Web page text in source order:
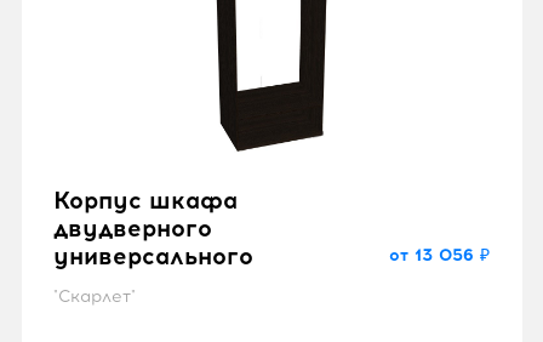
Корпус шкафа
двудверного
универсального
"Скарлет"
от 13 056 ₽